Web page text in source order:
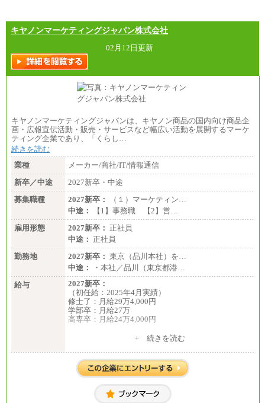
キヤノンマーケティングジャパン株式会社
02月12日更新
キヤノンマーケティングジャパンは、キヤノン商品の国内向け商品企
画・広報宣伝活動・販売・サービスなど幅広い活動を展開するマーケ
ティング企業であり、「くらし…
続きを読む
業種
メーカー/商社/IT/情報通信
新卒／中途
2027新卒・中途
募集職種
2027新卒：
（１）マーケティン…
中途：
【1】事務職 【2】営…
雇用形態
2027新卒： 正社員
中途： 正社員
勤務地
2027新卒： 東京（品川本社）を…
中途：
・本社／品川（東京都港…
給与
2027新卒：
（初任給：2025年4月実績）
修士了：月給29万4,000円
学部卒：月給27万
高専卒：月給24万4,000円
月給 250,000円～350,000円
想定年収 420万円～600万円
入社時の処遇（基本給・賞与）は経験・スキルを考
経験・スキルによっては、記載額を超える場合もあ
+ 続きを読む